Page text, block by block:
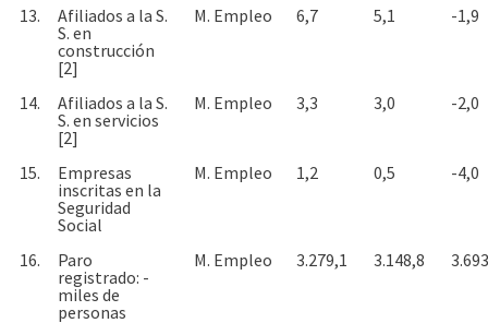
13.
Afiliados a la S.
S. en
construcción
[2]
M. Empleo 6,7 5,1 -1,9
14.
Afiliados a la S.
S. en servicios
[2]
M. Empleo 3,3 3,0 -2,0
15.
Empresas
inscritas en la
Seguridad
Social
M. Empleo 1,2 0,5 -4,0
16.
Paro
registrado: -
miles de
personas
M. Empleo 3.279,1 3.148,8